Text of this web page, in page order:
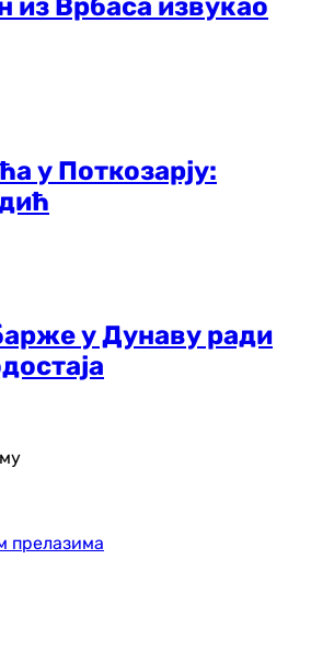
из Врбаса извукао
у Поткозарју:
у Дунаву ради
прелазима